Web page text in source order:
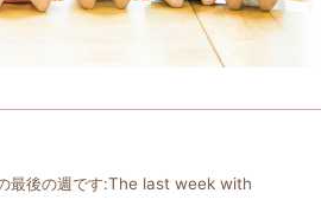
最後の週です:The last week with